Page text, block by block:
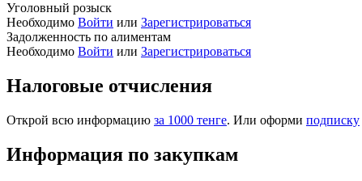
Уголовный розыск
Необходимо Войти или Зарегистрироваться
Задолженность по алиментам
Необходимо Войти или Зарегистрироваться
Налоговые отчисления
Открой всю информацию за 1000 тенге. Или оформи подписку
Информация по закупкам